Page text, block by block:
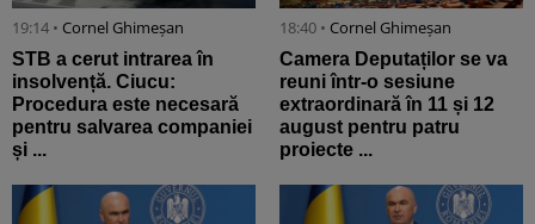
19:14 • Cornel Ghimeșan
STB a cerut intrarea în
insolvență. Ciucu:
Procedura este necesară
pentru salvarea companiei
și ...
18:40 • Cornel Ghimeșan
Camera Deputaților se va
reuni într-o sesiune
extraordinară în 11 și 12
august pentru patru
proiecte ...